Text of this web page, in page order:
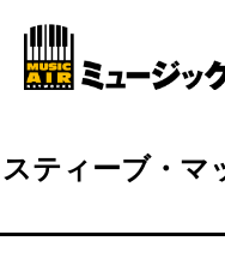
スティーブ・マ